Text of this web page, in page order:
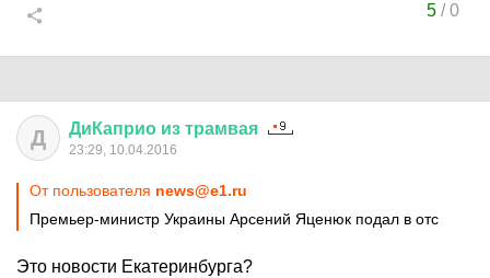
5/0
Д ДиКаприо из трамвая
23:29, 10.04.2016
От пользователя news@e1.ru
Премьер-министр Украины Арсений Яценюк подал в отс
Это новости Екатеринбурга?